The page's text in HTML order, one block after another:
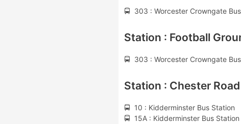
🚍 303 : Worcester Crowngate
Station : Football
🚍 303 : Worcester Crowngate
Station : Chester
🚍 10 : Kidderminster Bus Station
🚍 15A : Kidderminster Bus Station